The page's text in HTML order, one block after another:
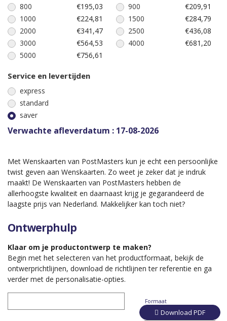
800
€195,03 900
€209,91
1000
€224,81 1500
€284,79
2000
€341,47 2500
€436,08
3000
€564,53 4000
€681,20
5000
€756,61
Service en levertijden
express
standard
saver
Verwachte afleverdatum : 17-08-2026
Met Wenskaarten van PostMasters kun je echt een persoonlijke
twist geven aan Wenskaarten. Zo weet je zeker dat je indruk
maakt! De Wenskaarten van PostMasters hebben de
allerhoogste kwaliteit en daarnaast krijg je gegarandeerd de
laagste prijs van Nederland. Makkelijker kan toch niet?
Ontwerphulp
Klaar om je productontwerp te maken?
Begin met het selecteren van het productformaat, bekijk de
ontwerprichtlijnen, download de richtlijnen ter referentie en ga
verder met de personalisatie-opties.
Formaat
Download PDF